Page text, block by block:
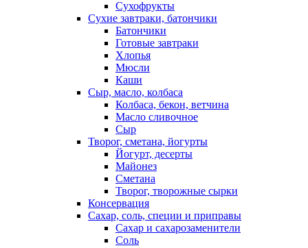
Сухофрукты
Сухие завтраки, батончики
Батончики
Готовые завтраки
Хлопья
Мюсли
Каши
Сыр, масло, колбаса
Колбаса, бекон, ветчина
Масло сливочное
Сыр
Творог, сметана, йогурты
Йогурт, десерты
Майонез
Сметана
Творог, творожные сырки
Консервация
Сахар, соль, специи и приправы
Сахар и сахарозаменители
Соль